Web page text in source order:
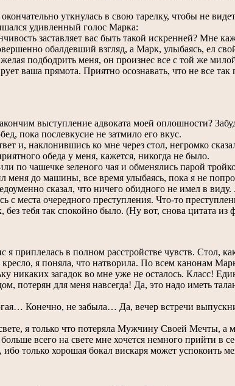
уткнулась в свою тарелку, чтобы не
удивленный голос Марка:
заставляет вас быть такой искренней? Мне
обалдевший взгляд, а Марк, улыбаясь, ел
подбодрить меня, он произнес все с той же
ваша прямота. Приятно осознавать, что не все
выступление адвоката моей оплошности?
пока послевкусие не затмило его вкус.
и, наклонившись ко мне через стол, негромко
обеда у меня, кажется, никогда не было.
по чашечке зеленого чая и обменялись парой
меня до машины, все время улыбаясь, пока я не
сказал, что ничего обидного не имел в
с места очередного преступления. Что-то
тебя так спокойно было. (Ну вот, снова цитата
приплелась в полном расстройстве чувств. Стол,
я поняла, что натворила. По всем канонам
никаких загадок во мне уже не осталось. Класс!
потерян для меня навсегда! Да, это надо иметь
Конечно, не забыла… Да, вечер встречи
я только что потеряла Мужчину Своей Мечты, а
всего на свете мне хочется немного прийти в
только хорошая бокал вискаря может успокоить